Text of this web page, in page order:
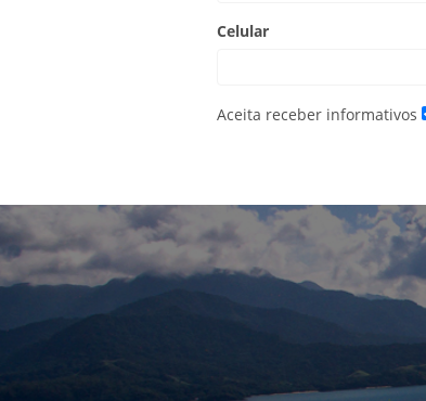
Celular
Aceita receber informativos